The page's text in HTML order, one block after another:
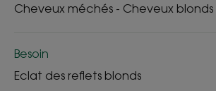
Cheveux méchés - Cheveux blonds
Besoin
Eclat des reflets blonds